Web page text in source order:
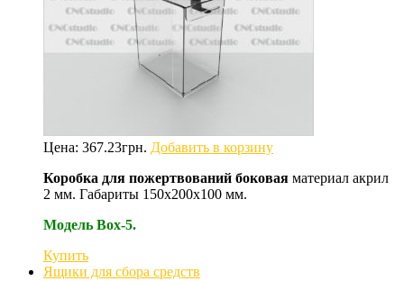
Цена: 367.23грн. Добавить в корзину
Коробка для пожертвований боковая материал акрил
2 мм. Габариты 150х200х100 мм.
Модель Box-5.
Купить
Ящики для сбора средств